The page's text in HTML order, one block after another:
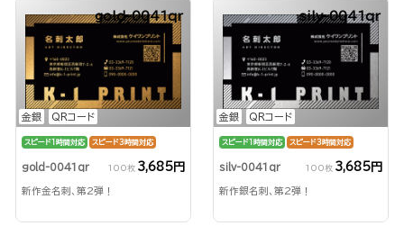
金銀 QRコード
gold-0041qr
スピード1時間対応 スピード3時間対応
gold-0041qr 100枚 3,685円
新作金名刺、第2弾！
金銀 QRコード
silv-0041qr
スピード1時間対応 スピード3時間対応
silv-0041qr 100枚 3,685円
新作銀名刺、第2弾！